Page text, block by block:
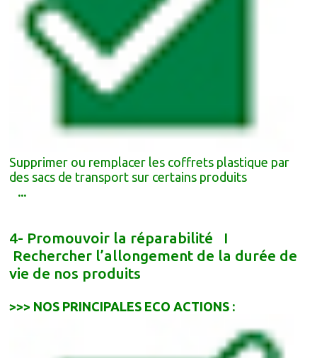
Supprimer ou remplacer les coffrets plastique par
des sacs de transport sur certains produits
...
4- Promouvoir la réparabilité I
Rechercher l’allongement de la durée de
vie de nos produits
>>> NOS PRINCIPALES ECO ACTIONS :